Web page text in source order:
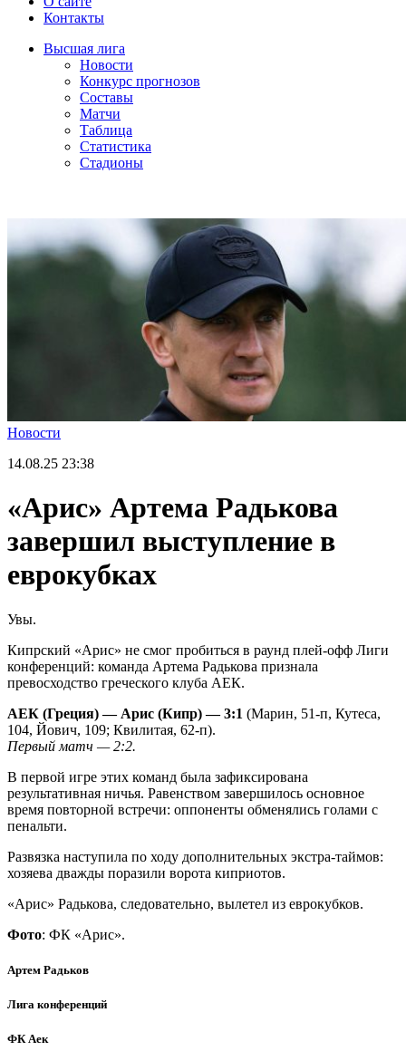
Контакты
Высшая лига
Новости
Конкурс прогнозов
Составы
Матчи
Таблица
Статистика
Стадионы
Новости
14.08.25 23:38
«Арис» Артема Радькова
завершил выступление в
еврокубках
Увы.
Кипрский «Арис» не смог пробиться в раунд плей-офф Лиги
конференций: команда Артема Радькова признала
превосходство греческого клуба АЕК.
АЕК (Греция) — Арис (Кипр) — 3:1 (Марин, 51-п, Кутеса,
104, Йович, 109; Квилитая, 62-п).
Первый матч — 2:2.
В первой игре этих команд была зафиксирована
результативная ничья. Равенством завершилось основное
время повторной встречи: оппоненты обменялись голами с
пенальти.
Развязка наступила по ходу дополнительных экстра-таймов:
хозяева дважды поразили ворота киприотов.
«Арис» Радькова, следовательно, вылетел из еврокубков.
Фото: ФК «Арис».
Артем Радьков
Лига конференций
ФК Аек